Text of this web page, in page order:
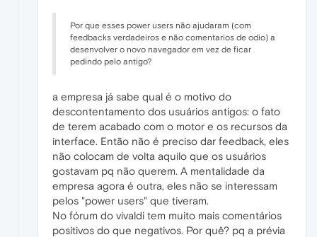
Por que esses power users não ajudaram (com
feedbacks verdadeiros e não comentarios de odio) a
desenvolver o novo navegador em vez de ficar
pedindo pelo antigo?
a empresa já sabe qual é o motivo do
descontentamento dos usuários antigos: o fato
de terem acabado com o motor e os recursos da
interface. Então não é preciso dar feedback, eles
não colocam de volta aquilo que os usuários
gostavam pq não querem. A mentalidade da
empresa agora é outra, eles não se interessam
pelos "power users" que tiveram.
No fórum do vivaldi tem muito mais comentários
positivos do que negativos. Por quê? pq a prévia